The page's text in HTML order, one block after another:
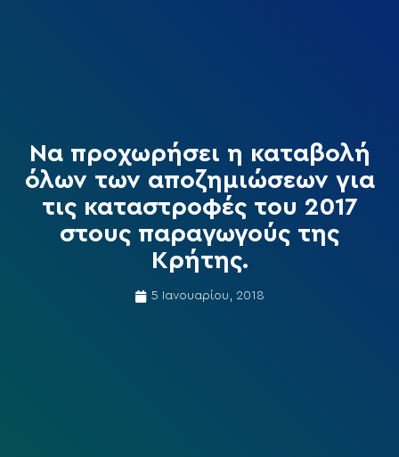
Να προχωρήσει η καταβολή
όλων των αποζημιώσεων για
τις καταστροφές του 2017
στους παραγωγούς της
Κρήτης.
5 Ιανουαρίου, 2018